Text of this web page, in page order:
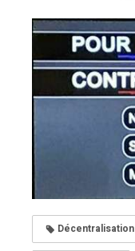
Décentralisation